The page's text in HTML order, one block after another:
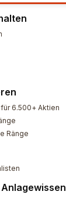
6.500+ Aktien
Ränge